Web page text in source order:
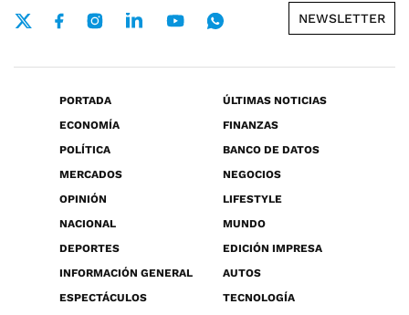
NEWSLETTER
PORTADA
ÚLTIMAS NOTICIAS
ECONOMÍA
FINANZAS
POLÍTICA
BANCO DE DATOS
MERCADOS
NEGOCIOS
OPINIÓN
LIFESTYLE
NACIONAL
MUNDO
DEPORTES
EDICIÓN IMPRESA
INFORMACIÓN GENERAL
AUTOS
ESPECTÁCULOS
TECNOLOGÍA